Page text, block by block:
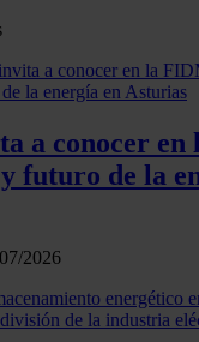
a conocer
futuro de la
2026